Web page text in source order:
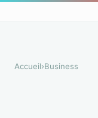
Accueil›Business